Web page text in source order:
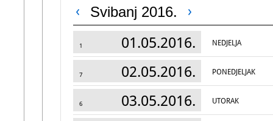
Svibanj 2016.
1 01.05.2016. NEDJELJA
7 02.05.2016. PONEDJELJAK
6 03.05.2016. UTORAK